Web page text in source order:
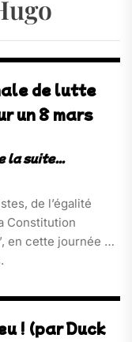
de lutte
un 8 mars
de l’égalité
Constitution
en cette journée du
! (par Duck